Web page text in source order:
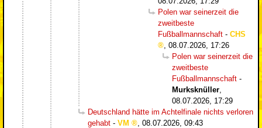
Polen war seinerzeit die
zweitbeste
Fußballmannschaft - CHS
08.07.2026, 17:26
Polen war seinerzeit die
zweitbeste
Fußballmannschaft -
Murksknüller
08.07.2026, 17:29
Deutschland hätte im Achtelfinale nichts verloren
gehabt - VM
08.07.2026, 09:43